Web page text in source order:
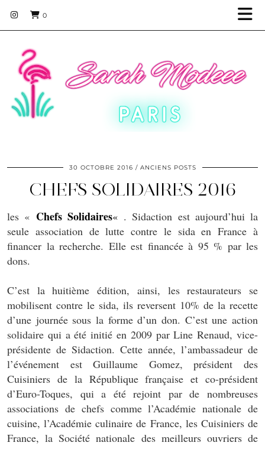
0
30 OCTOBRE 2016 ANCIENS POSTS
CHEFS SOLIDAIRES 2016
les « Chefs Solidaires« . Sidaction est aujourd’hui la
seule association de lutte contre le sida en France à
financer la recherche. Elle est financée à 95 % par les
dons.
C’est la huitième édition, ainsi, les restaurateurs se
mobilisent contre le sida, ils reversent 10% de la recette
d’une journée sous la forme d’un don. C’est une action
solidaire qui a été initié en 2009 par Line Renaud, vice-
présidente de Sidaction. Cette année, l’ambassadeur de
l’événement est Guillaume Gomez, président des
Cuisiniers de la République française et co-président
d’Euro-Toques, qui a été rejoint par de nombreuses
associations de chefs comme l’Académie nationale de
cuisine, l’Académie culinaire de France, les Cuisiniers de
France, la Société nationale des meilleurs ouvriers de